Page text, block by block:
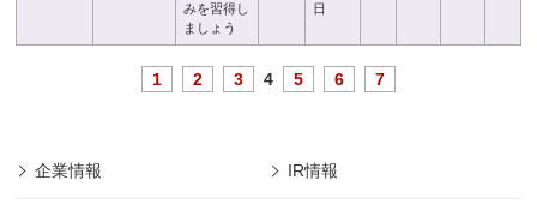
みを習得し
ましょう
日
1 2 3 4 5 6 7
企業情報 IR情報